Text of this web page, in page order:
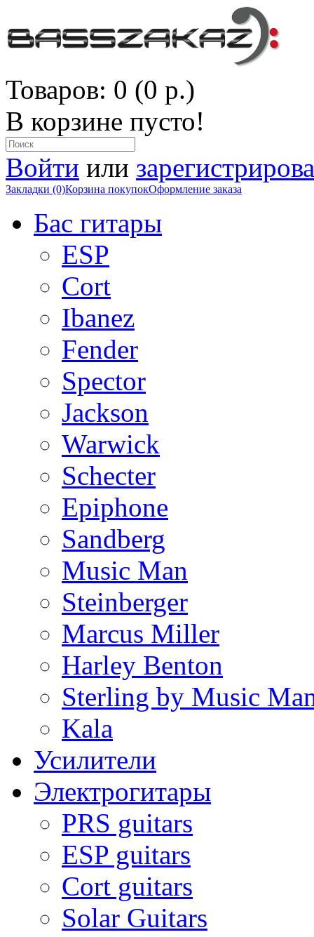
Товаров: 0 (0 р.)
В корзине пусто!
Войти или
Закладки (0)Корзина покупокОформление заказа
Бас гитары
ESP
Cort
Ibanez
Fender
Spector
Jackson
Warwick
Schecter
Epiphone
Sandberg
Music Man
Steinberger
Marcus Miller
Harley Benton
Sterling by Music
Kala
Усилители
Электрогитары
PRS guitars
ESP guitars
Cort guitars
Solar Guitars